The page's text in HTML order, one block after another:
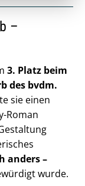
–
3. Platz beim
des bvdm.
sie einen
Roman
anders –
wurde.